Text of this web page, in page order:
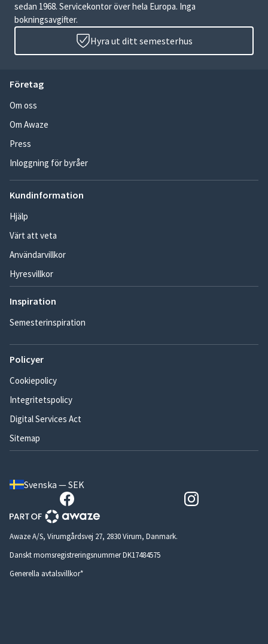
sedan 1968. Servicekontor över hela Europa. Inga
bokningsavgifter.
Hyra ut ditt semesterhus
Företag
Om oss
Om Awaze
Press
Inloggning för byråer
Kundinformation
Hjälp
Värt att veta
Användarvillkor
Hyresvillkor
Inspiration
Semesterinspiration
Policyer
Cookiepolicy
Integritetspolicy
Digital Services Act
Sitemap
Svenska — SEK
Awaze A/S, Virumgårdsvej 27, 2830 Virum, Danmark.
Danskt momsregistreringsnummer DK17484575
Generella avtalsvillkor*